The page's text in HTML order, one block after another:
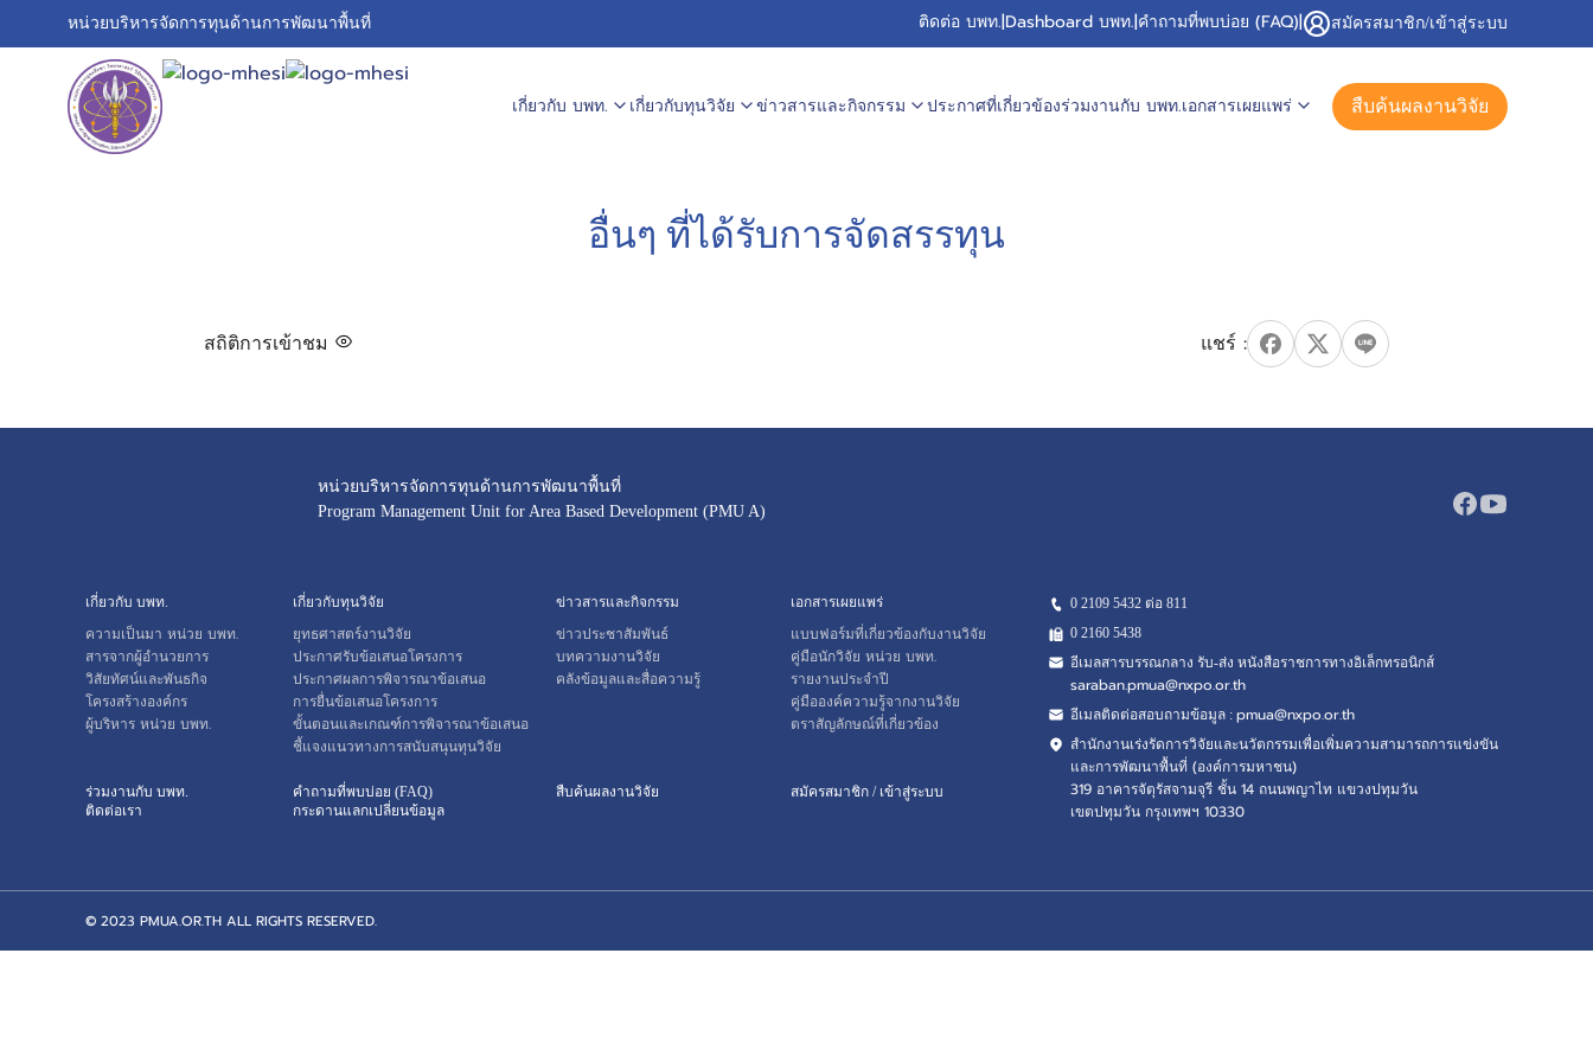
หน่วยบริหารจัดการทุนด้านการพัฒนาพื้นที่ ติดต่อ บพท.|Dashboard บพท.|คำถามที่พบบ่อย (FAQ)| สมัครสมาชิก/เข้าสู่ระบบ
เกี่ยวกับ บพท. เกี่ยวกับทุนวิจัย ข่าวสารและกิจกรรม ประกาศที่เกี่ยวข้องร่วมงานกับ บพท.เอกสารเผยแพร่ สืบค้นผลงานวิจัย
อื่นๆ ที่ได้รับการจัดสรรทุน
สถิติการเข้าชม
หน่วยบริหารจัดการทุนด้านการพัฒนาพื้นที่
Program Management Unit for Area Based Development (PMU A)
เกี่ยวกับ บพท.
ความเป็นมา หน่วย บพท.
สารจากผู้อำนวยการ
วิสัยทัศน์และพันธกิจ
โครงสร้างองค์กร
ผู้บริหาร หน่วย บพท.
เกี่ยวกับทุนวิจัย
ยุทธศาสตร์งานวิจัย
ประกาศรับข้อเสนอโครงการ
ประกาศผลการพิจารณาข้อเสนอ
การยื่นข้อเสนอโครงการ
ขั้นตอนและเกณฑ์การพิจารณาข้อเสนอ
ชี้แจงแนวทางการสนับสนุนทุนวิจัย
ข่าวสารและกิจกรรม
ข่าวประชาสัมพันธ์
บทความงานวิจัย
คลังข้อมูลและสื่อความรู้
เอกสารเผยแพร่
แบบฟอร์มที่เกี่ยวข้องกับงานวิจัย
คู่มือนักวิจัย หน่วย บพท.
รายงานประจำปี
คู่มือองค์ความรู้จากงานวิจัย
ตราสัญลักษณ์ที่เกี่ยวข้อง
ร่วมงานกับ บพท.
ติดต่อเรา
คำถามที่พบบ่อย (FAQ)
กระดานแลกเปลี่ยนข้อมูล
สืบค้นผลงานวิจัย สมัครสมาชิก / เข้าสู่ระบบ
0 2109 5432 ต่อ 811
0 21605438
อีเมลสารบรรณกลาง รับ-ส่ง หนังสือราชการทางอิเล็กทรอนิกส์
saraban.pmua@nxpo.or.th
อีเมลติดต่อสอบถามข้อมูล :pmua@nxpo.or.th
สำนักงานเร่งรัดการวิจัยและนวัตกรรมเพื่อเพิ่มความสามารถการแข่งขัน
และการพัฒนาพื้นที่ (องค์การมหาชน)
319 อาคารจัตุรัสจามจุรี ชั้น 14 ถนนพญาไท แขวงปทุมวัน
เขตปทุมวัน กรุงเทพฯ 10330
© 2023 PMUA.OR.TH ALL RIGHTS RESERVED.